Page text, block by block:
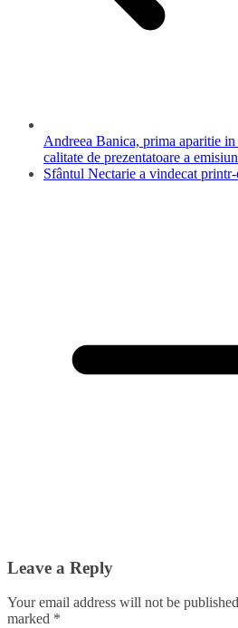
Andreea Banica, prima aparitie
calitate de prezentatoare a
Sfântul Nectarie a vindecat
Leave a Reply
Your email address will not be
marked *